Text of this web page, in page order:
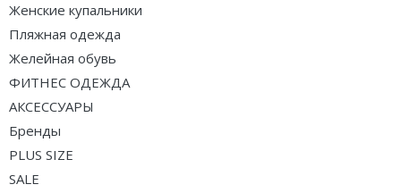
Женские купальники
Пляжная одежда
Желейная обувь
ФИТНЕС ОДЕЖДА
АКСЕССУАРЫ
Бренды
PLUS SIZE
SALE